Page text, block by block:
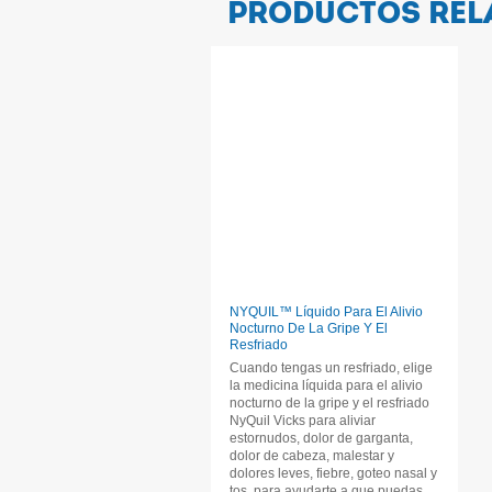
PRODUCTOS
NYQUIL™ Líquido Para El Alivio
Nocturno De La Gripe Y El
Resfriado
Cuando tengas un resfriado, elige
la medicina líquida para el alivio
nocturno de la gripe y el resfriado
NyQuil Vicks para aliviar
estornudos, dolor de garganta,
dolor de cabeza, malestar y
dolores leves, fiebre, goteo nasal y